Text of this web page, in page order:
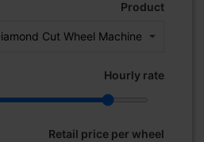
Product
Hourly rate
Retail price per wheel